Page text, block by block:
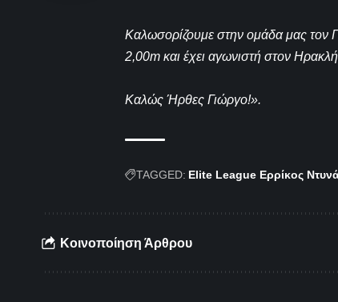
Καλωσορίζουμε στην ομάδα μας τον
2,00m και έχει αγωνιστή στον
Καλώς Ήρθες Γιώργο!».
TAGGED: Elite League Ερρίκος
Κοινοποίηση Άρθρου